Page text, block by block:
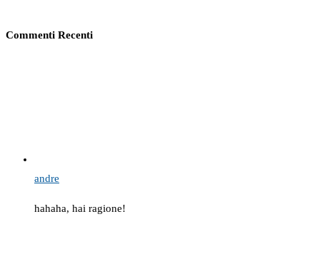
Commenti Recenti
andre
hahaha, hai ragione!